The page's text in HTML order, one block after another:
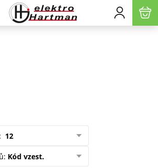
: 12
: Kód vzest.